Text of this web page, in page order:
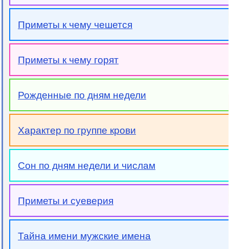
Приметы к чему чешется
Приметы к чему горят
Рожденные по дням недели
Характер по группе крови
Сон по дням недели и числам
Приметы и суеверия
Тайна имени мужские имена